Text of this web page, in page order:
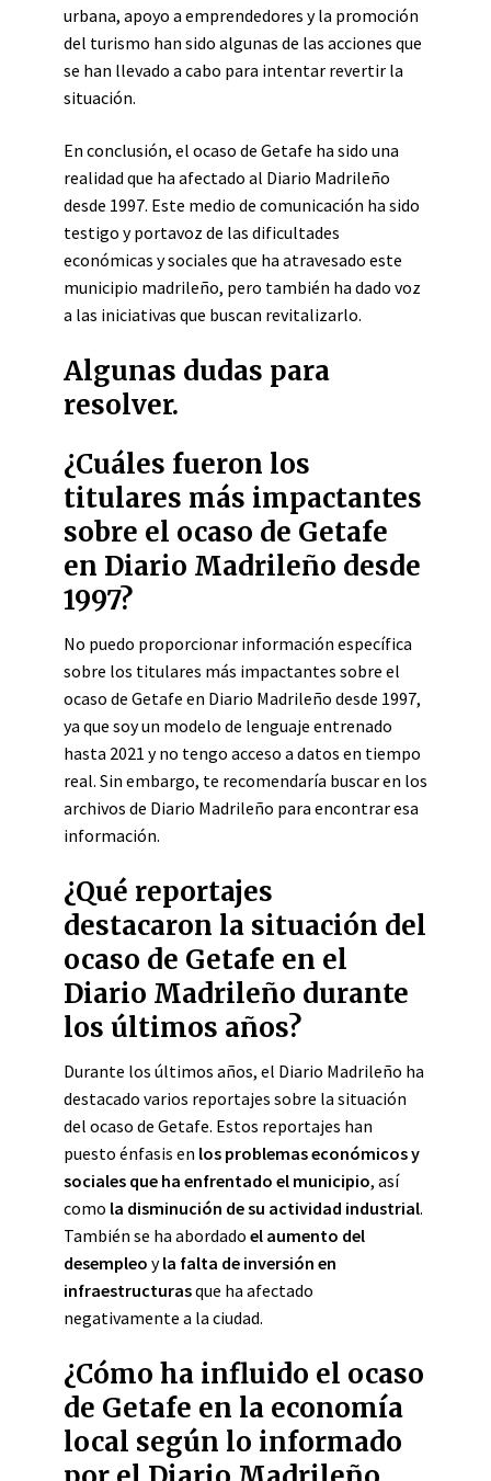
urbana, apoyo a emprendedores y la promoción
del turismo han sido algunas de las acciones que
se han llevado a cabo para intentar revertir la
situación.
En conclusión, el ocaso de Getafe ha sido una
realidad que ha afectado al Diario Madrileño
desde 1997. Este medio de comunicación ha sido
testigo y portavoz de las dificultades
económicas y sociales que ha atravesado este
municipio madrileño, pero también ha dado voz
a las iniciativas que buscan revitalizarlo.
Algunas dudas para
resolver.
¿Cuáles fueron los
titulares más impactantes
sobre el ocaso de Getafe
en Diario Madrileño desde
1997?
No puedo proporcionar información específica
sobre los titulares más impactantes sobre el
ocaso de Getafe en Diario Madrileño desde 1997,
ya que soy un modelo de lenguaje entrenado
hasta 2021 y no tengo acceso a datos en tiempo
real. Sin embargo, te recomendaría buscar en los
archivos de Diario Madrileño para encontrar esa
información.
¿Qué reportajes
destacaron la situación del
ocaso de Getafe en el
Diario Madrileño durante
los últimos años?
Durante los últimos años, el Diario Madrileño ha
destacado varios reportajes sobre la situación
del ocaso de Getafe. Estos reportajes han
puesto énfasis en los problemas económicos y
sociales que ha enfrentado el municipio, así
como la disminución de su actividad industrial.
También se ha abordado el aumento del
desempleo yla falta de inversión en
infraestructurasque ha afectado
negativamente a la ciudad.
¿Cómo ha influido el ocaso
de Getafe en la economía
local según lo informado